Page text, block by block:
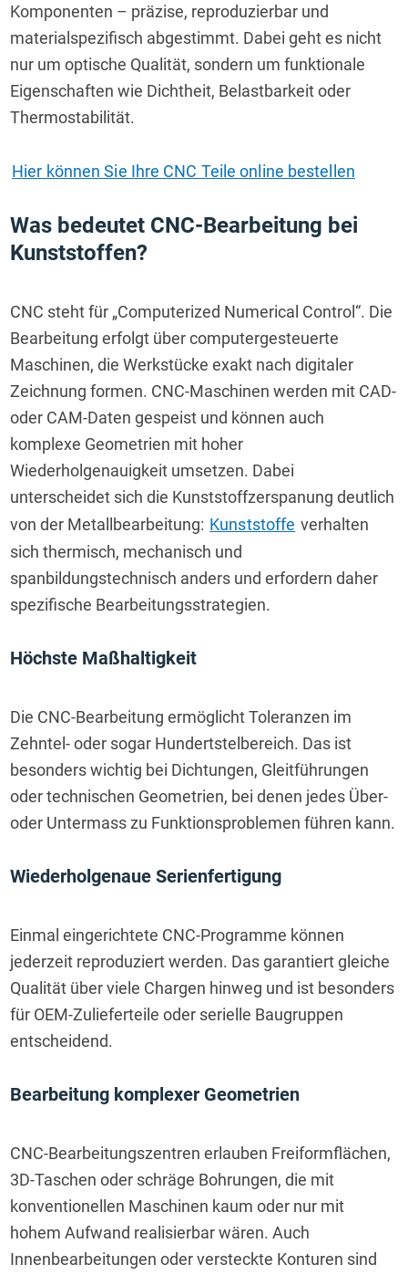
Komponenten – präzise, reproduzierbar und
materialspezifisch abgestimmt. Dabei geht es nicht
nur um optische Qualität, sondern um funktionale
Eigenschaften wie Dichtheit, Belastbarkeit oder
Thermostabilität.
Hier können Sie Ihre CNC Teile online bestellen
Was bedeutet CNC-Bearbeitung bei
Kunststoffen?
CNC steht für „Computerized Numerical Control“. Die
Bearbeitung erfolgt über computergesteuerte
Maschinen, die Werkstücke exakt nach digitaler
Zeichnung formen. CNC-Maschinen werden mit CAD-
oder CAM-Daten gespeist und können auch
komplexe Geometrien mit hoher
Wiederholgenauigkeit umsetzen. Dabei
unterscheidet sich die Kunststoffzerspanung deutlich
von der Metallbearbeitung: Kunststoffe verhalten
sich thermisch, mechanisch und
spanbildungstechnisch anders und erfordern daher
spezifische Bearbeitungsstrategien.
Höchste Maßhaltigkeit
Die CNC-Bearbeitung ermöglicht Toleranzen im
Zehntel- oder sogar Hundertstelbereich. Das ist
besonders wichtig bei Dichtungen, Gleitführungen
oder technischen Geometrien, bei denen jedes Über-
oder Untermass zu Funktionsproblemen führen kann.
Wiederholgenaue Serienfertigung
Einmal eingerichtete CNC-Programme können
jederzeit reproduziert werden. Das garantiert gleiche
Qualität über viele Chargen hinweg und ist besonders
für OEM-Zulieferteile oder serielle Baugruppen
entscheidend.
Bearbeitung komplexer Geometrien
CNC-Bearbeitungszentren erlauben Freiformflächen,
3D-Taschen oder schräge Bohrungen, die mit
konventionellen Maschinen kaum oder nur mit
hohem Aufwand realisierbar wären. Auch
Innenbearbeitungen oder versteckte Konturen sind